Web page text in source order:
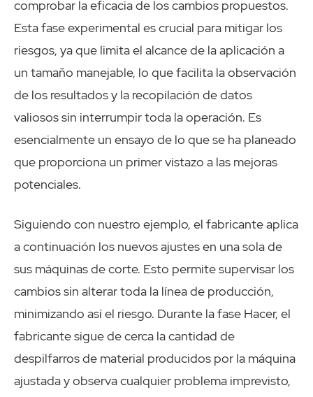
comprobar la eficacia de los cambios propuestos.
Esta fase experimental es crucial para mitigar los
riesgos, ya que limita el alcance de la aplicación a
un tamaño manejable, lo que facilita la observación
de los resultados y la recopilación de datos
valiosos sin interrumpir toda la operación. Es
esencialmente un ensayo de lo que se ha planeado
que proporciona un primer vistazo a las mejoras
potenciales.
Siguiendo con nuestro ejemplo, el fabricante aplica
a continuación los nuevos ajustes en una sola de
sus máquinas de corte. Esto permite supervisar los
cambios sin alterar toda la línea de producción,
minimizando así el riesgo. Durante la fase Hacer, el
fabricante sigue de cerca la cantidad de
despilfarros de material producidos por la máquina
ajustada y observa cualquier problema imprevisto,